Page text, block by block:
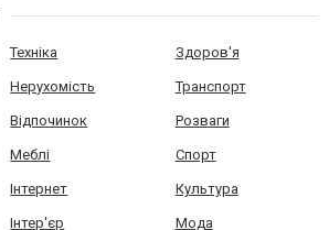
Техніка Здоров'я
Нерухомість Транспорт
Відпочинок Розваги
Меблі Спорт
Інтернет Культура
Інтер'єр Мода